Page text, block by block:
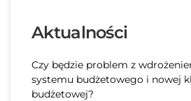
Aktualności
Czy będzie problem z
systemu budżetowego i nowej
budżetowej?